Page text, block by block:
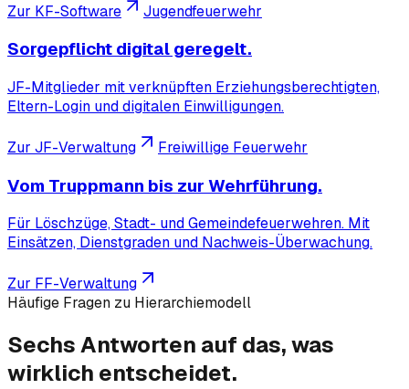
Zur KF-Software Jugendfeuerwehr
Sorgepflicht digital geregelt.
JF-Mitglieder mit verknüpften Erziehungsberechtigten,
Eltern-Login und digitalen Einwilligungen.
Zur JF-Verwaltung Freiwillige Feuerwehr
Vom Truppmann bis zur Wehrführung.
Für Löschzüge, Stadt- und Gemeindefeuerwehren. Mit
Einsätzen, Dienstgraden und Nachweis-Überwachung.
Zur FF-Verwaltung
Häufige Fragen zu Hierarchiemodell
Sechs Antworten auf das, was
wirklich entscheidet.